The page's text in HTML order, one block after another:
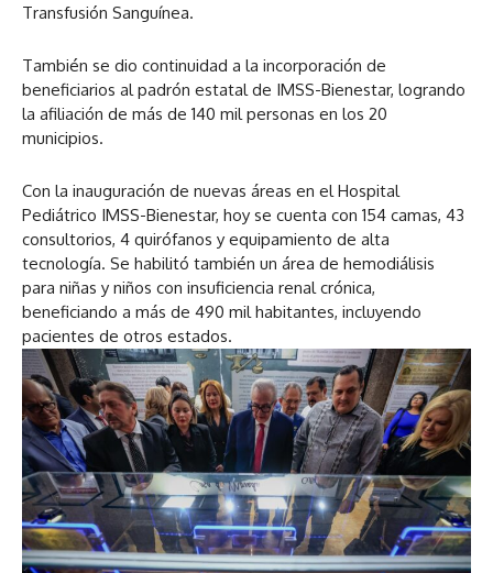
Transfusión Sanguínea.
También se dio continuidad a la incorporación de
beneficiarios al padrón estatal de IMSS-Bienestar, logrando
la afiliación de más de 140 mil personas en los 20
municipios.
Con la inauguración de nuevas áreas en el Hospital
Pediátrico IMSS-Bienestar, hoy se cuenta con 154 camas, 43
consultorios, 4 quirófanos y equipamiento de alta
tecnología. Se habilitó también un área de hemodiálisis
para niñas y niños con insuficiencia renal crónica,
beneficiando a más de 490 mil habitantes, incluyendo
pacientes de otros estados.